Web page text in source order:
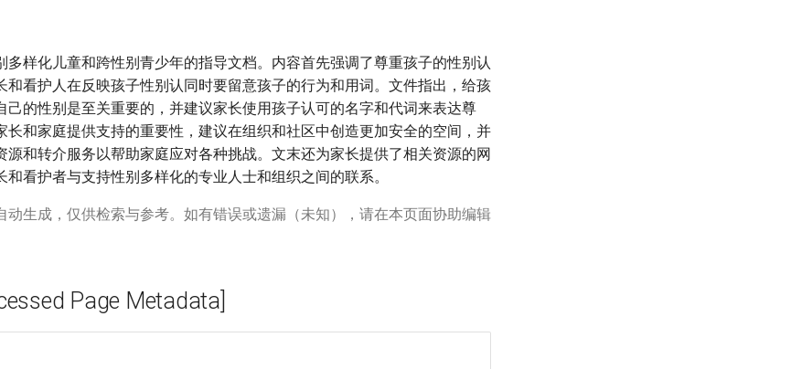
多样化儿童和跨性别青少年的指导文档。内容首先强调了尊重孩子的性别认
和看护人在反映孩子性别认同时要留意孩子的行为和用词。文件指出，给孩
己的性别是至关重要的，并建议家长使用孩子认可的名字和代词来表达尊
长和家庭提供支持的重要性，建议在组织和社区中创造更加安全的空间，并
源和转介服务以帮助家庭应对各种挑战。文末还为家长提供了相关资源的网
看护者与支持性别多样化的专业人士和组织之间的联系。
动生成，仅供检索与参考。如有错误或遗漏（未知），请在本页面协助编辑
Page Metadata]